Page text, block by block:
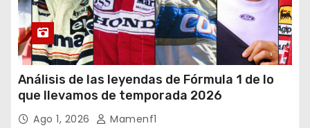
Análisis de las leyendas de Fórmula 1 de lo
que llevamos de temporada 2026
Ago 1, 2026 Mamenf1